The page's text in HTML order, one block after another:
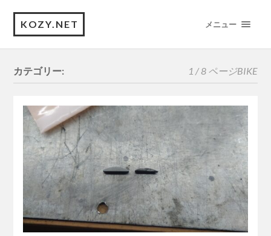
KOZY.NET メニュー
カテゴリー: BIKE
1 / 8 ページ